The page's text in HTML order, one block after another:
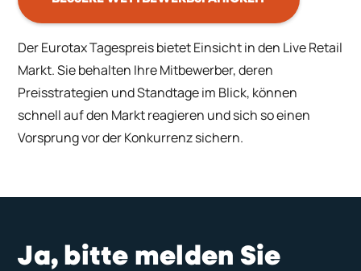
Der Eurotax Tagespreis bietet Einsicht in den Live Retail
Markt. Sie behalten Ihre Mitbewerber, deren
Preisstrategien und Standtage im Blick, können
schnell auf den Markt reagieren und sich so einen
Vorsprung vor der Konkurrenz sichern.
Ja, bitte melden Sie